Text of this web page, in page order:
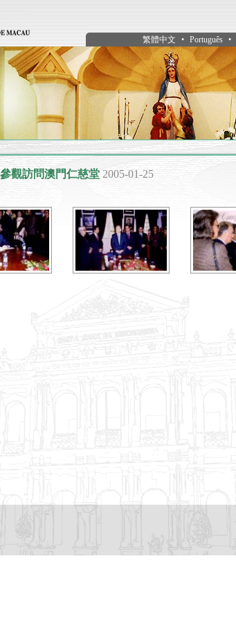
繁體中文 • Português •
觀訪問澳門仁慈堂 2005-01-25